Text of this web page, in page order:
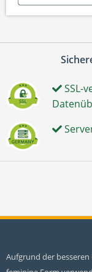
SSL-
Aufgrund der